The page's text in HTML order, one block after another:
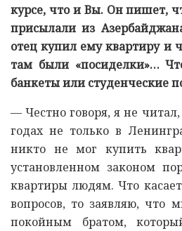
курсе, что и Вы. Он пишет,
присылали из
отец купил ему квартиру и
там были «посиделки»…
банкеты или студенческие
— Честно говоря, я не
годах не только в
никто не мог купить
установленном законом
квартиры людям. Что
вопросов, то заявляю, что
покойным братом,